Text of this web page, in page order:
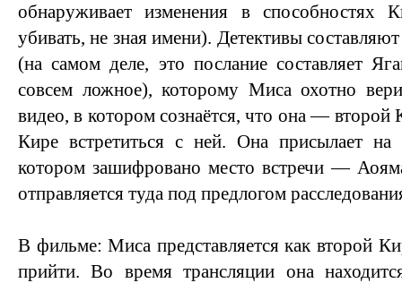
обнаруживает изменения в
убивать, не зная имени). Детективы
(на самом деле, это послание составляет
совсем ложное), которому Миса охотно
видео, в котором сознаётся, что она — второй
Кире встретиться с ней. Она присылает
котором зашифровано место встречи —
отправляется туда под предлогом
В фильме: Миса представляется как второй
прийти. Во время трансляции она